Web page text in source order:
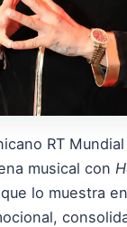
RT
musical con
lo muestra